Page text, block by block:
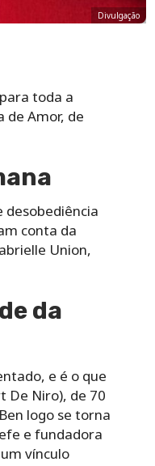
Divulgação
toda a
de Amor, de
desobediência
conta da
Union,
da
e é o que
De Niro), de 70
logo se torna
e fundadora
vínculo